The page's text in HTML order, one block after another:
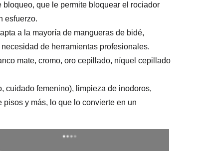
que le permite bloquear el rociador
esfuerzo.
a la mayoría de mangueras de bidé,
de herramientas profesionales.
mate, cromo, oro cepillado, níquel cepillado
cuidado femenino), limpieza de inodoros,
y más, lo que lo convierte en un